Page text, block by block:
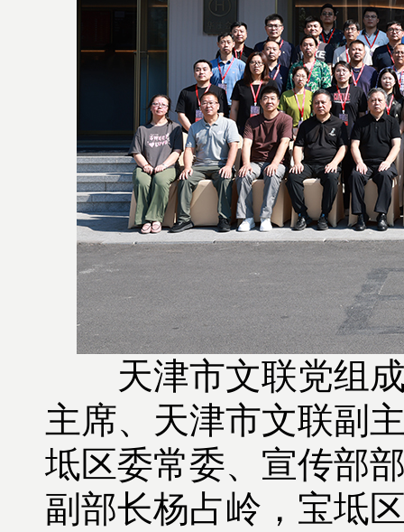
天津市文联党组成
主席、天津市文联副
坻区委常委、宣传部
副部长杨占岭，宝坻